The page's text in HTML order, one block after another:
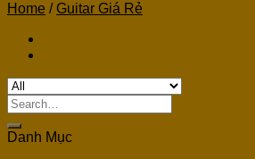
Home / Guitar Giá Rẻ
Search
for:
Danh Mục